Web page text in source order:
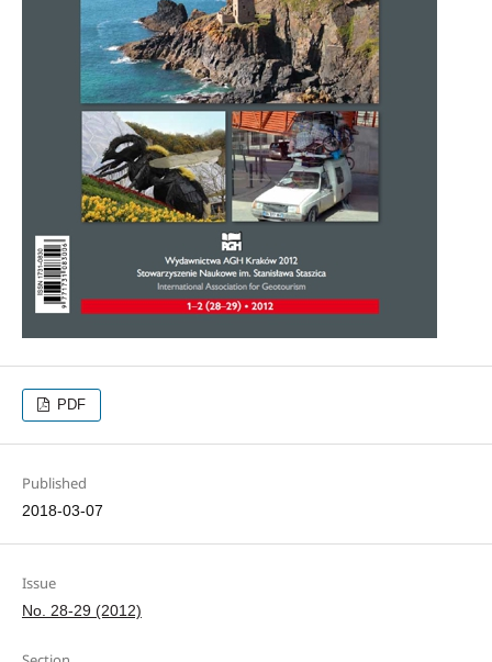
PDF
Published
2018-03-07
Issue
No. 28-29 (2012)